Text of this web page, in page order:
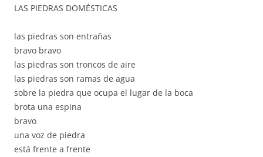
LAS PIEDRAS DOMÉSTICAS
las piedras son entrañas
bravo bravo
las piedras son troncos de aire
las piedras son ramas de agua
sobre la piedra que ocupa el lugar de la boca
brota una espina
bravo
una voz de piedra
está frente a frente